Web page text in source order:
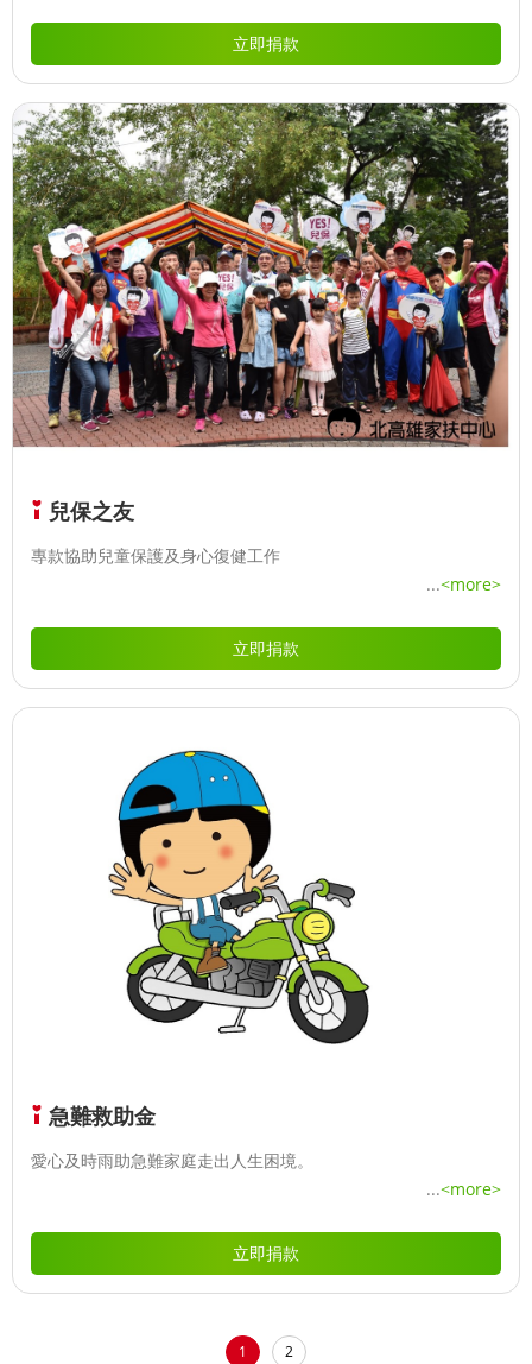
立即捐款
兒保之友
專款協助兒童保護及身心復健工作
...<more>
立即捐款
急難救助金
愛心及時雨助急難家庭走出人生困境。
...<more>
立即捐款
1 2